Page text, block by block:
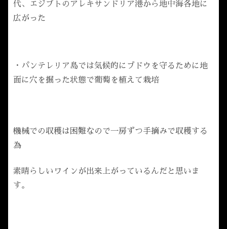
代、エジプトのアレキサンドリア港から地中海各地に
広がった
・パンテレリア島では気候的にブドウを守るために地
面に穴を掘った状態で葡萄を植えて栽培
機械での収穫は困難なので一房ずつ手摘みで収穫する
為
素晴らしいワインが出来上がっているんだと思いま
す。